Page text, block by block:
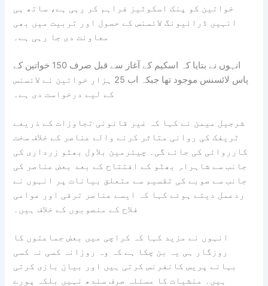
خواتین کو پنک اسکوٹیز فراہم کر رہی ہے، ساتھ ہی
انہیں ڈرائیونگ لائسنس کے حصول اور تربیت میں بھی
معاونت دی جا رہی ہے۔
انہوں نے بتایا کہ اسکیم کے آغاز سے قبل صرف 150 خواتین کے
پاس لائسنس موجود تھا جبکہ اب 25 ہزار خواتین نے لائسنس
کے لیے درخواست دی ہے۔
شرجیل میمن نے کہا کہ غیر قانونی تجاوزات کے ذریعے
ٹریفک کی روانی متاثر کرنے والے عناصر کے خلاف سخت
کارروائی کی جائے گی۔ چیئرمین بلاول بھٹو زرداری کی
جانب سے شاہراہِ بھٹو کے افتتاح کے بعد بعض عناصر کی
جانب سے صوبے کی تقسیم سے متعلق بیانات پر انہوں نے
ردعمل دیتے ہوئے کہا کہ ایسے عناصر ترقی اور عوامی
فلاح کے منصوبوں کے خلاف ہیں۔
انہوں نے مزید کہا کہ کراچی میں بعض جماعتوں کا
روزگار ہی یہ بن چکا ہے کہ وہ روزانہ کسی نہ کسی
بہانے پریس کانفرنس کرتی ہیں اور بیان بازی کرتی
ہیں۔ منشیات کا مسئلہ صرف سندھ نہیں بلکہ پورے